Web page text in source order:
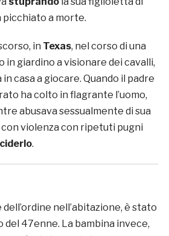
picchiato a morte.
in Texas, nel corso di una
in giardino a visionare dei cavalli,
casa a giocare. Quando il padre
ha colto in flagrante l’uomo,
abusava sessualmente di sua
violenza con ripetuti pugni
.
nell’abitazione, è stato
del 47enne. La bambina invece,